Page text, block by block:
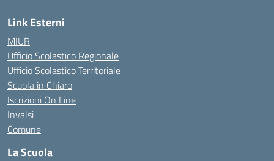
Link Esterni
MIUR
Ufficio Scolastico Regionale
Ufficio Scolastico Territoriale
Scuola in Chiaro
Iscrizioni On Line
Invalsi
Comune
La Scuola